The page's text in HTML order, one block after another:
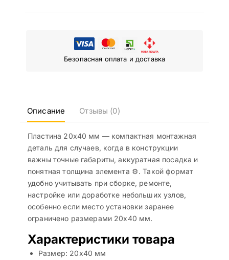
Безопасная оплата и доставка
Описание Отзывы (0)
Пластина 20х40 мм — компактная монтажная
деталь для случаев, когда в конструкции
важны точные габариты, аккуратная посадка и
понятная толщина элемента ⚙️. Такой формат
удобно учитывать при сборке, ремонте,
настройке или доработке небольших узлов,
особенно если место установки заранее
ограничено размерами 20х40 мм.
Характеристики товара
Размер: 20х40 мм